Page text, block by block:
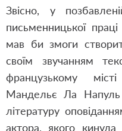
Звісно, у
письменницької
мав би змоги
своїм звучанням
французькому
Мандельє Ла Напуль
літературу
актора, якого кинула